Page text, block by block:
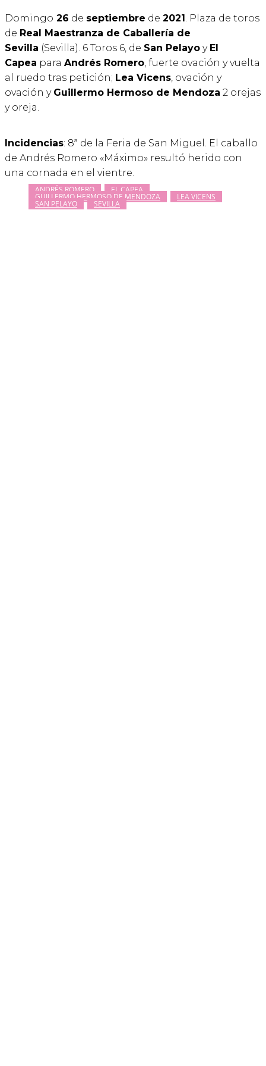
Domingo 26 de septiembre de 2021 . Plaza de toros
de Real Maestranza de Caballería de
Sevilla (Sevilla). 6 Toros 6, de San Pelayo y El
Capea para Andrés Romero , fuerte ovación y vuelta
al ruedo tras petición; Lea Vicens , ovación y
ovación y Guillermo Hermoso de Mendoza 2 orejas
y oreja.
Incidencias: 8ª de la Feria de San Miguel. El caballo
de Andrés Romero «Máximo» resultó herido con
una cornada en el vientre.
ANDRÉS ROMERO EL CAPEA
GUILLERMO HERMOSO DE MENDOZA LEA VICENS
SAN PELAYO SEVILLA